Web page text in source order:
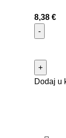
8,38 €
Dodaj u